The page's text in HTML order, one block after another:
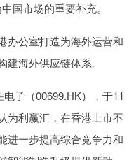
国市场的重要补充。
办公室打造为海外运营和
海外供应链体系。
子（00699.HK），于11
为利赢汇，在香港上市不
进一步提高综合竞争力和